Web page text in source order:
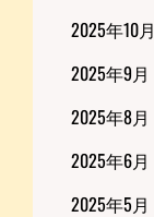
2025年10月
2025年9月
2025年8月
2025年6月
2025年5月